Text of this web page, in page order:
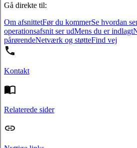
Gå direkte til:
Om afsnittetFør du kommerSe hvordan
operationsafsnit ser udMens du er indlagt
pårørendeNetværk og støtteFind vej
Kontakt
Relaterede sider